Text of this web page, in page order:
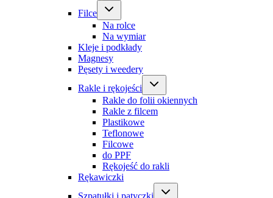
Filce
Na rolce
Na wymiar
Kleje i podkłady
Magnesy
Pęsety i weedery
Rakle i rękojeści
Rakle do folii okiennych
Rakle z filcem
Plastikowe
Teflonowe
Filcowe
do PPF
Rękojeść do rakli
Rękawiczki
Szpatułki i patyczki